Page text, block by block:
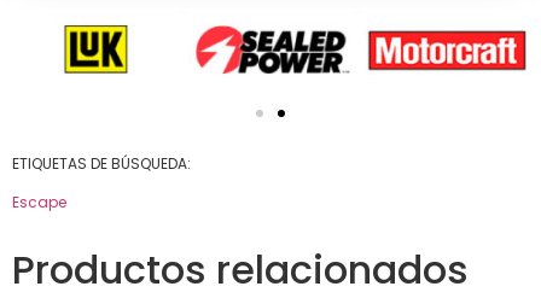
ETIQUETAS DE BÚSQUEDA:
Escape
Productos relacionados